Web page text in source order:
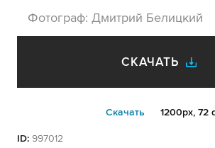
Фотограф: Дмитрий Белицкий
СКАЧАТЬ
Cкачать 1200px, 72
ID: 997012